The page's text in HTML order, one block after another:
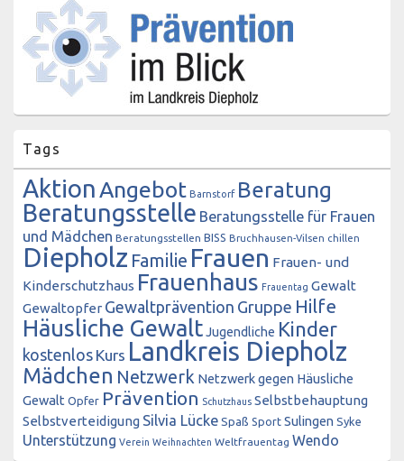
Tags
AktionAngebot Barnstorf Beratung
Beratungsstelle Beratungsstelle für Frauen
und Mädchen Beratungsstellen BISS Bruchhausen-Vilsen chillen
Diepholz Familie Frauen Frauen- und
Kinderschutzhaus Frauenhaus Frauentag Gewalt
Gewaltopfer Gewaltprävention Gruppe Hilfe
Häusliche GewaltJugendliche Kinder
kostenlos Kurs Landkreis Diepholz
Mädchen Netzwerk Netzwerk gegen Häusliche
Gewalt Opfer Prävention Schutzhaus Selbstbehauptung
Selbstverteidigung Silvia Lücke Spaß Sport Sulingen Syke
Unterstützung Verein Weihnachten Weltfrauentag Wendo